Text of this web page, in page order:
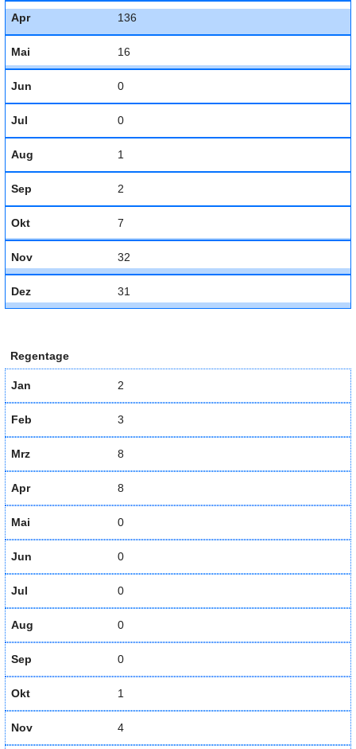
Apr 136
Mai 16
Jun 0
Jul 0
Aug 1
Sep 2
Okt 7
Nov 32
Dez 31
Regentage
Jan 2
Feb 3
Mrz 8
Apr 8
Mai 0
Jun 0
Jul 0
Aug 0
Sep 0
Okt 1
Nov 4